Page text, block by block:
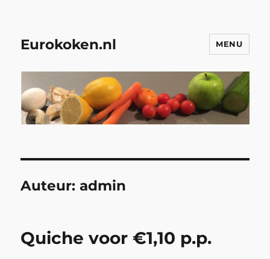
Eurokoken.nl MENU
Auteur:admin
Quiche voor €1,10 p.p.